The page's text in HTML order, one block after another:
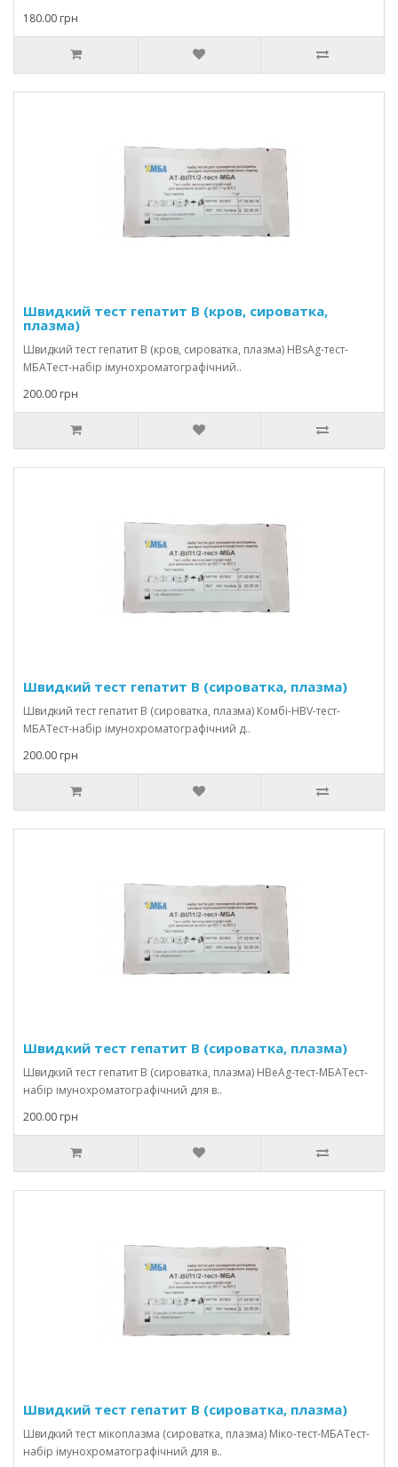
180.00 грн
Швидкий тест гепатит В (кров, сироватка,
плазма)
Швидкий тест гепатит В (кров, сироватка, плазма) HBsAg-тест-
МБАТест-набір імунохроматографічний..
200.00 грн
Швидкий тест гепатит В (сироватка, плазма)
Швидкий тест гепатит В (сироватка, плазма) Комбі-HBV-тест-
МБАТест-набір імунохроматографічний д..
200.00 грн
Швидкий тест гепатит В (сироватка, плазма)
Швидкий тест гепатит В (сироватка, плазма) HBеAg-тест-МБАТест-
набір імунохроматографічний для в..
200.00 грн
Швидкий тест гепатит В (сироватка, плазма)
Швидкий тест мікоплазма (сироватка, плазма) Міко-тест-МБАТест-
набір імунохроматографічний для в..